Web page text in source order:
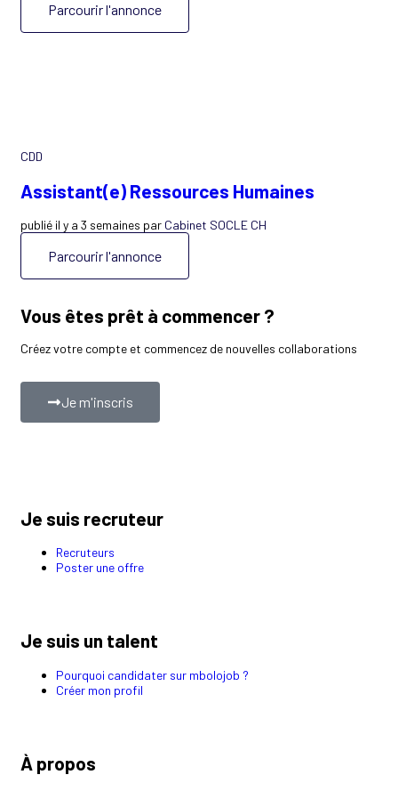
Parcourir l'annonce
CDD
Assistant(e) Ressources Humaines
publié il y a 3 semaines par Cabinet SOCLE CH
Parcourir l'annonce
Vous êtes prêt à commencer ?
Créez votre compte et commencez de nouvelles collaborations
Je m'inscris
Je suis recruteur
Recruteurs
Poster une offre
Je suis un talent
Pourquoi candidater sur mbolojob ?
Créer mon profil
À propos